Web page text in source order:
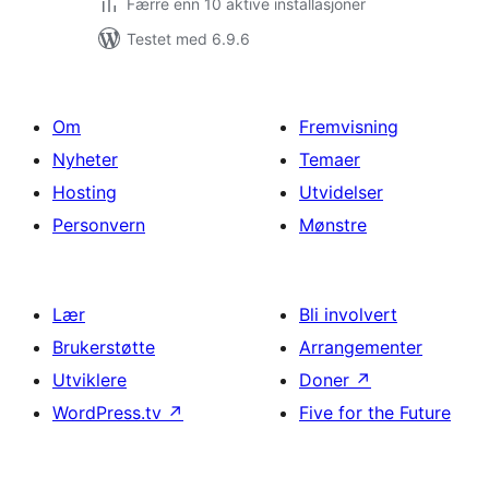
Færre enn 10 aktive installasjoner
Testet med 6.9.6
Om
Nyheter
Hosting
Personvern
Fremvisning
Temaer
Utvidelser
Mønstre
Lær
Brukerstøtte
Utviklere
WordPress.tv ↗
Bli involvert
Arrangementer
Doner ↗
Five for the Future